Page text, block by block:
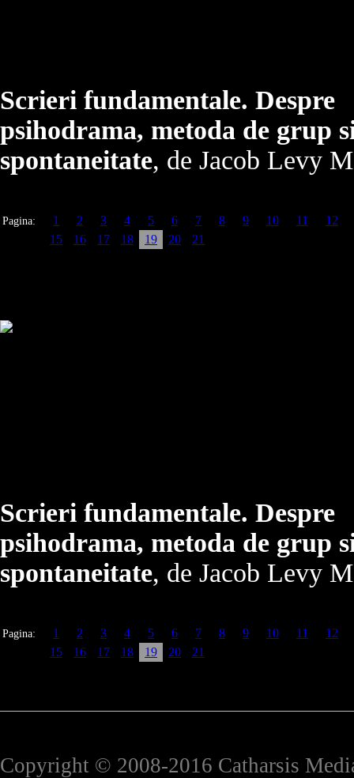
Scrieri fundamentale. Despre
psihodrama, metoda de grup
spontaneitate, de Jacob Levy
Pagina: 1 2 3 4 5 6 7 8 9 10 11
12
15
16 17 18 19 20 21
Scrieri fundamentale. Despre
psihodrama, metoda de grup
spontaneitate, de Jacob Levy
Pagina: 1 2 3 4 5 6 7 8 9 10 11
12
15
16 17 18 19 20 21
Copyright © 2008-2016 Catharsis